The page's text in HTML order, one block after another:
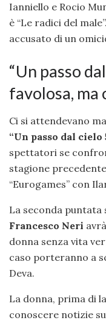
Ianniello e Rocio
è “Le radici del
accusato di un
“Un passo
favolosa, ma
Ci si attendevano
“Un passo dal cielo
spettatori se
stagione
“Eurogames” con
La seconda puntata
Francesco Neri
donna senza vita
caso porteranno a
Deva.
La donna, prima di
conoscere notizie